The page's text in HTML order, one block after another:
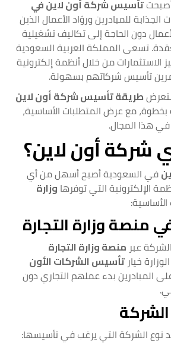
تأسيس شركة أون لاين في
الجذابة للمبادرين وروّاد الأعمال الذين
دون الحاجة إلى تكاليف تشغيلية
تسعى المملكة العربية السعودية
الاستثمارات من خلال أنظمة إلكترونية
تأسيس شركاتهم بسهولة.
طريقة تأسيس شركة أون لاين
مع عرض المتطلبات الأساسية،
هذا المجال.
أون لاين؟
في السعودية أصبح أسهل من أي
الإلكترونية التي توفرها وزارة
منصة وزارة التجارة
عبر منصة وزارة التجارة
خيار تأسيس الشركات الأون
المبادرين بدء عملهم التجاري دون
الشركة
نوع الشركة التي يرغب في تأسيسها: